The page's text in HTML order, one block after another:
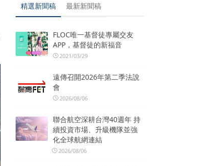
精選新聞稿 最新新聞稿
FLOC唯一基督徒專屬交友
APP，基督徒的新福音
2021/03/29
遠傳召開2026年第二季法說
會
2026/08/06
聯合航空深耕台灣40週年 持
續投資市場、升級機隊並強
化全球航網連結
2026/08/06